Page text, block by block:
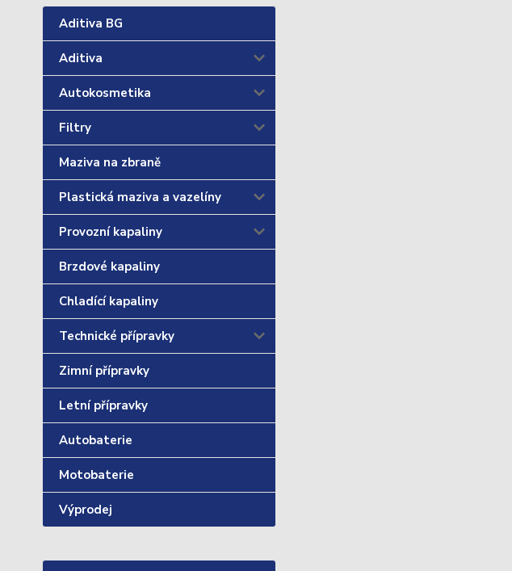
Aditiva BG
Aditiva
Autokosmetika
Filtry
Maziva na zbraně
Plastická maziva a vazelíny
Provozní kapaliny
Brzdové kapaliny
Chladící kapaliny
Technické přípravky
Zimní přípravky
Letní přípravky
Autobaterie
Motobaterie
Výprodej